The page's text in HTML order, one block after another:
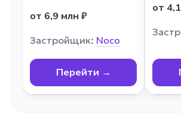
от 6,9 млн ₽
Застройщик: Noco
Перейти →
от